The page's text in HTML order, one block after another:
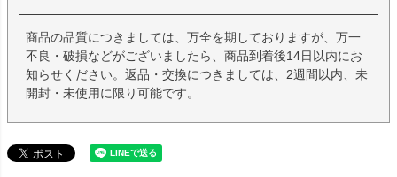
商品の品質につきましては、万全を期しておりますが、万一
不良・破損などがございましたら、商品到着後14日以内にお
知らせください。返品・交換につきましては、2週間以内、未
開封・未使用に限り可能です。